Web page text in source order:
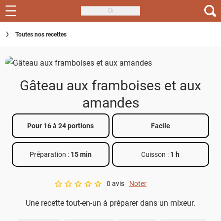
Skip
to
main
Recettes
Inspirations
Actus
Téléchargez l'app Saveurs Recettes
Index des recettes
Toutes nos recettes
Gâteau aux framboises et aux
amandes
Pour 16 à 24 portions Facile
Préparation : 15 min Cuisson : 1 h
A star rating of 0 out of 5.
0 avis Noter
Une recette tout-en-un à préparer dans un mixeur.